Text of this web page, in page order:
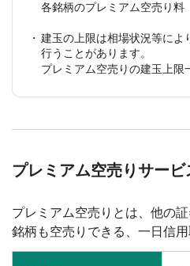
各銘柄のプレミアム空売り料
建玉の上限は相場状況等によ
行うことがあります。
プレミアム空売りの建玉上限
プレミアム空売りサービ
プレミアム空売りとは、他の
銘柄も空売りできる、一日信